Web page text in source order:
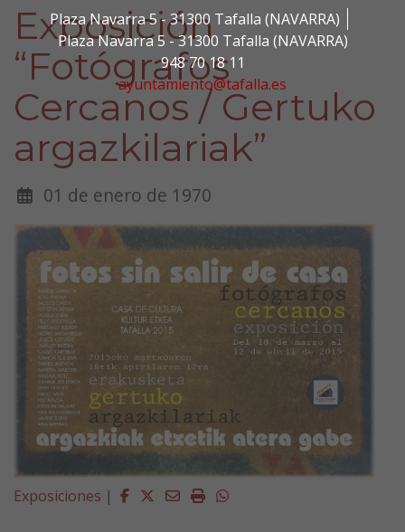
Plaza Navarra 5 - 31300 Tafalla (NAVARRA)
Plaza Navarra 5 - 31300 Tafalla (NAVARRA)
948 70 18 11
ayuntamiento@tafalla.es
Exposición
“Fotógrafos
Cercanos / Gertuko
argazkilariak”
01 de enero de 1970
Exposiciones | Facebook
Twitter
EmailImprimirWhatsapp